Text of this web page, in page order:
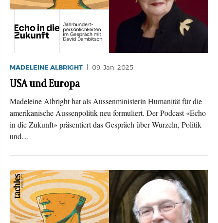
MADELEINE ALBRIGHT 09. Jan. 2025
USA und Europa
Madeleine Albright hat als Aussenministerin Humanität für die
amerikanische Aussenpolitik neu formuliert. Der Podcast «Echo
in die Zukunft» präsentiert das Gespräch über Wurzeln, Politik
und…